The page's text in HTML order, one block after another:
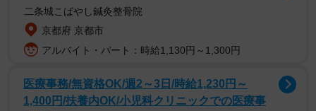
二条城こばやし鍼灸整骨院
京都府 京都市
アルバイト・パート：時給1,130円～1,300円
医療事務/無資格OK/週2～3日/時給1,230円～
1,400円/扶養内OK/小児科クリニックでの医療事